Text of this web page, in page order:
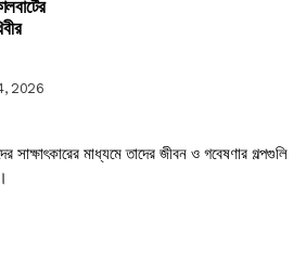
2026
সাক্ষাৎকারের মাধ্যমে তাদের জীবন ও গবেষণার গল্পগুলি